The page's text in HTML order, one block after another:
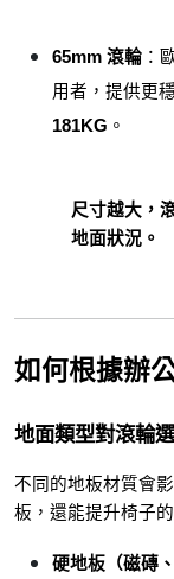
65mm 滾輪 ：
181KG 。
尺寸越大，
地面狀況。
如何根據辦
地面類型對滾輪
不同的地板材質會
板，還能提升椅子
硬地板（磁磚